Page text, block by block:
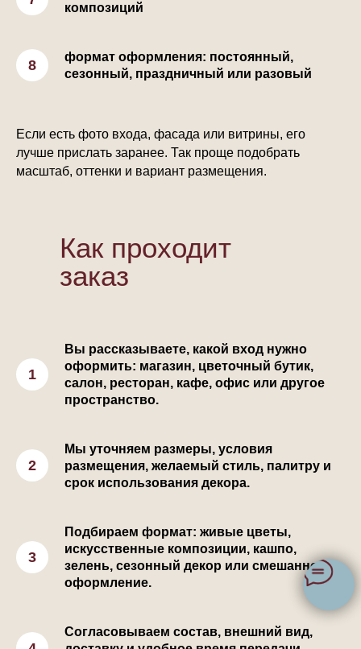
композиций
формат оформления: постоянный,
сезонный, праздничный или разовый
Если есть фото входа, фасада или витрины, его
лучше прислать заранее. Так проще подобрать
масштаб, оттенки и вариант размещения.
Как проходит
заказ
Вы рассказываете, какой вход нужно
оформить: магазин, цветочный бутик,
салон, ресторан, кафе, офис или другое
пространство.
Мы уточняем размеры, условия
размещения, желаемый стиль, палитру и
срок использования декора.
Подбираем формат: живые цветы,
искусственные композиции, кашпо,
зелень, сезонный декор или смешанное
оформление.
Согласовываем состав, внешний вид,